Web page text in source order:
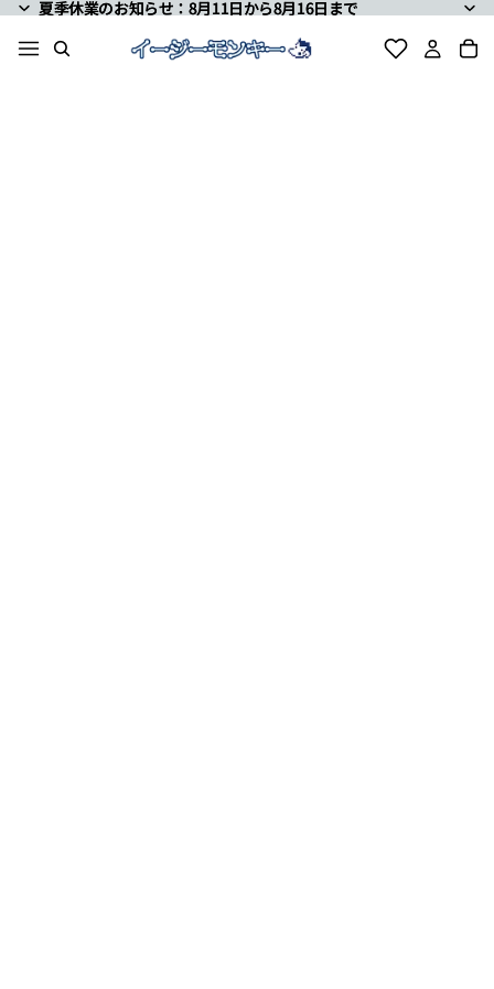
夏季休業のお知らせ：8月11日から8月16日まで
夏季休業のお知らせ：8月11日から8月16日まで